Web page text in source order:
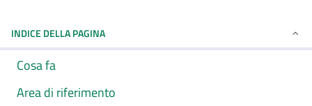
INDICE DELLA PAGINA
Cosa fa
Area di riferimento